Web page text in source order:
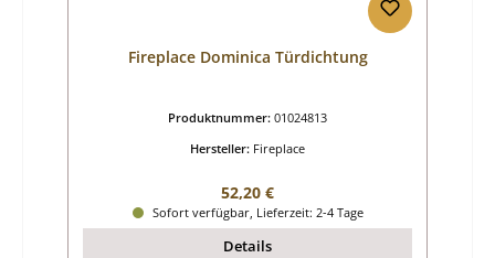
Fireplace Dominica Türdichtung
Produktnummer: 01024813
Hersteller: Fireplace
Regulärer Preis:
52,20 €
Sofort verfügbar, Lieferzeit: 2-4 Tage
Details